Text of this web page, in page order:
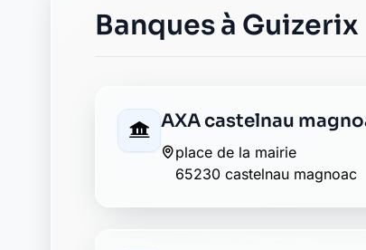
Banques à Guizerix
AXA castelnau
place de la mairie
65230 castelnau magnoac